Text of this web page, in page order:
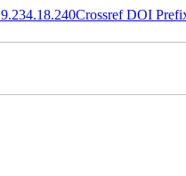
Crossref DOI